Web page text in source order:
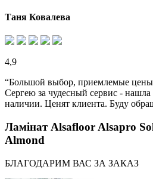
Таня Ковалева
4,9
“Большой выбор, приемлемые цены,
Сергею за чудесный сервис -
наличии. Ценят клиента. Буду
Ламінат Alsafloor Alsapro
Almond
БЛАГОДАРИМ ВАС ЗА ЗАКАЗ